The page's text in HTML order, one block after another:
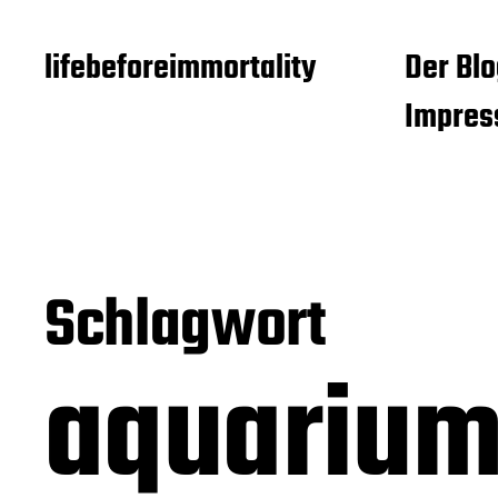
lifebeforeimmortality
Der
Schlagwort